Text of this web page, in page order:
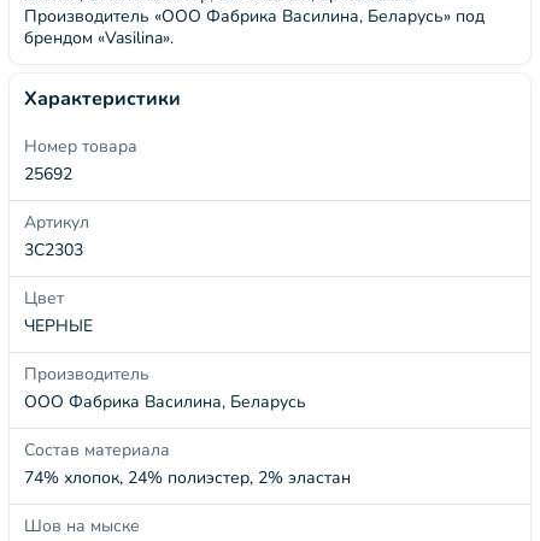
Производитель «ООО Фабрика Василина, Беларусь» под
брендом «Vasilina».
Характеристики
Номер товара
25692
Артикул
3С2303
Цвет
ЧЕРНЫЕ
Производитель
ООО Фабрика Василина, Беларусь
Состав материала
74% хлопок, 24% полиэстер, 2% эластан
Шов на мыске